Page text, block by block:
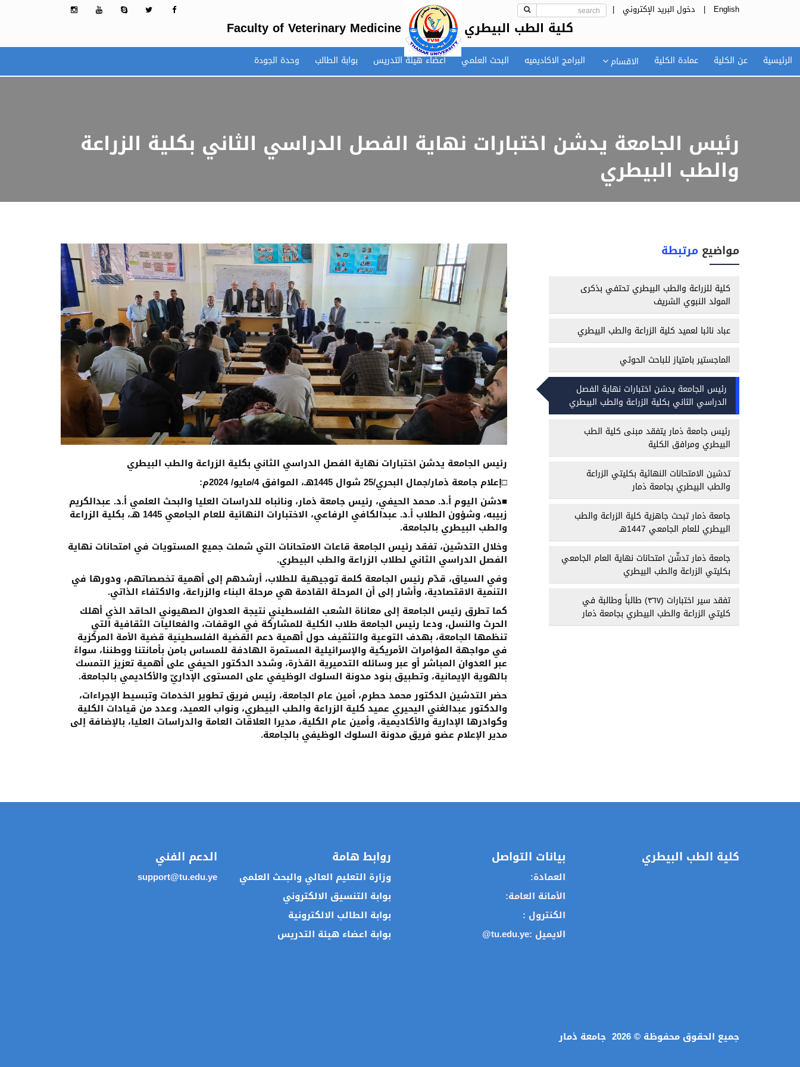
English
| دخول البريد الإكتروني |
كلية الطب البيطري Faculty of Veterinary Medicine
الرئيسية عن الكلية عمادة الكلية الاقسام البرامج الاكاديميه البحث العلمي أعضاء هيئة التدريس بوابة الطالب وحدة الجودة
رئيس الجامعة يدشن اختبارات نهاية الفصل الدراسي الثاني بكلية الزراعة
والطب البيطري
رئيس الجامعة يدشن اختبارات نهاية الفصل الدراسي الثاني بكلية الزراعة والطب البيطري
□إعلام جامعة ذمار/جمال البحري/25 شوال 1445هـ، الموافق 4/مايو/ 2024م:
■دشن اليوم أ.د. محمد الحيفي، رئيس جامعة ذمار، ونائباه للدراسات العليا والبحث العلمي أ.د. عبدالكريم
زبيبه، وشؤون الطلاب أ.د. عبدالكافي الرفاعي، الاختبارات النهائية للعام الجامعي 1445 هـ، بكلية الزراعة
والطب البيطري بالجامعة.
وخلال التدشين، تفقد رئيس الجامعة قاعات الامتحانات التي شملت جميع المستويات في امتحانات نهاية
الفصل الدراسي الثاني لطلاب الزراعة والطب البيطري.
وفي السياق، قدّم رئيس الجامعة كلمة توجيهية للطلاب، أرشدهم إلى أهمية تخصصاتهم، ودورها في
التنمية الاقتصادية، وأشار إلى أن المرحلة القادمة هي مرحلة البناء والزراعة، والاكتفاء الذاتي.
كما تطرق رئيس الجامعة إلى معاناة الشعب الفلسطيني نتيجة العدوان الصهيوني الحاقد الذي أهلك
الحرث والنسل، ودعا رئيس الجامعة طلاب الكلية للمشاركة في الوقفات، والفعاليات الثقافية التي
تنظمها الجامعة، بهدف التوعية والتثقيف حول أهمية دعم القضية الفلسطينية قضية الأمة المركزية
في مواجهة المؤامرات الأمريكية والإسرائيلية المستمرة الهادفة للمساس بامن بأمانتنا ووطننا، سواءً
عبر العدوان المباشر أو عبر وسائله التدميرية القذرة، وشدد الدكتور الحيفي على أهمية تعزيز التمسك
بالهوية الإيمانية، وتطبيق بنود مدونة السلوك الوظيفي على المستوى الإداريّ والأكاديمي بالجامعة.
حضر التدشين الدكتور محمد حطرم، أمين عام الجامعة، رئيس فريق تطوير الخدمات وتبسيط الإجراءات،
والدكتور عبدالغني اليحيري عميد كلية الزراعة والطب البيطري، ونواب العميد، وعدد من قيادات الكلية
وكوادرها الإدارية والأكاديمية، وأمين عام الكلية، مديرا العلاقات العامة والدراسات العليا، بالإضافة إلى
مدير الإعلام عضو فريق مدونة السلوك الوظيفي بالجامعة.
مواضيع مرتبطة
كلية للزراعة والطب البيطري تحتفي بذكرى
المولد النبوي الشريف
عباد نائبا لعميد كلية الزراعة والطب البيطري
الماجستير بامتياز للباحث الحوثي
رئيس الجامعة يدشن اختبارات نهاية الفصل
الدراسي الثاني بكلية الزراعة والطب البيطري
رئيس جامعة ذمار يتفقد مبنى كلية الطب
البيطري ومرافق الكلية
تدشين الامتحانات النهائية بكليتي الزراعة
والطب البيطري بجامعة ذمار
جامعة ذمار تبحث جاهزية كلية الزراعة والطب
البيطري للعام الجامعي 1447هـ
جامعة ذمار تدشّن امتحانات نهاية العام الجامعي
بكليتي الزراعة والطب البيطري
تفقد سير اختبارات (٣٦٧) طالباً وطالبة في
كليتي الزراعة والطب البيطري بجامعة ذمار
كلية الطب البيطري بيانات التواصل
العمادة:
الأمانة العامة:
الكنترول :
الايميل :@tu.edu.ye
روابط هامة
وزارة التعليم العالي والبحث العلمي
بوابة التنسيق الالكتروني
بوابة الطالب الالكترونية
بوابة اعضاء هيئة التدريس
الدعم الفني
support@tu.edu.ye
جميع الحقوق محفوظة ©2026 جامعة ذمار